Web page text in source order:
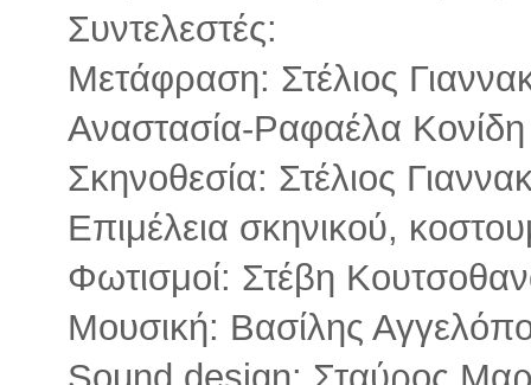
Συντελεστές:
Μετάφραση: Στέλιος
Αναστασία-Ραφαέλα Κονίδη
Σκηνοθεσία: Στέλιος
Επιμέλεια σκηνικού,
Φωτισμοί: Στέβη
Μουσική: Βασίλης
Sound design: Σταύρος